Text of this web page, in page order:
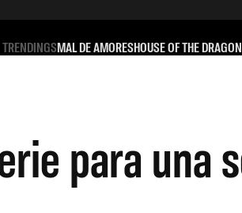
TRENDINGSMAL DE AMORESHOUSE OF THE DRAGON
para una